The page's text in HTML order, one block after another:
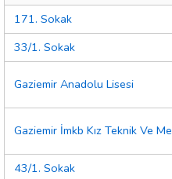
171. Sokak
33/1. Sokak
Gaziemir Anadolu Lisesi
Gaziemir İmkb Kız Teknik Ve
43/1. Sokak